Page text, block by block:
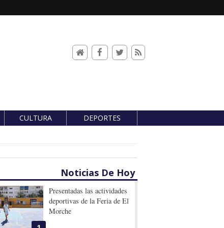
CULTURA DEPORTES
Noticias De Hoy
Presentadas las actividades
deportivas de la Feria de El
Morche